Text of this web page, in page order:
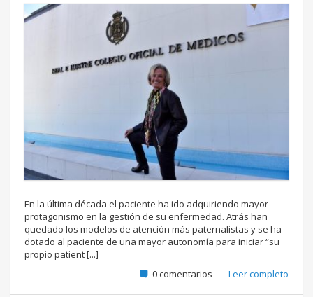
En la última década el paciente ha ido adquiriendo mayor
protagonismo en la gestión de su enfermedad. Atrás han
quedado los modelos de atención más paternalistas y se ha
dotado al paciente de una mayor autonomía para iniciar “su
propio patient [...]
0 comentarios
Leer completo